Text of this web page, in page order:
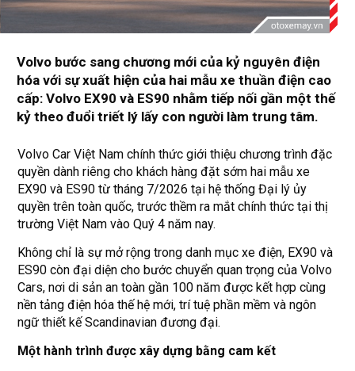
Volvo bước sang chương mới của kỷ nguyên điện
hóa với sự xuất hiện của hai mẫu xe thuần điện cao
cấp: Volvo EX90 và ES90 nhằm tiếp nối gần một thế
kỷ theo đuổi triết lý lấy con người làm trung tâm.
Volvo Car Việt Nam chính thức giới thiệu chương trình đặc
quyền dành riêng cho khách hàng đặt sớm hai mẫu xe
EX90 và ES90 từ tháng 7/2026 tại hệ thống Đại lý ủy
quyền trên toàn quốc, trước thềm ra mắt chính thức tại thị
trường Việt Nam vào Quý 4 năm nay.
Không chỉ là sự mở rộng trong danh mục xe điện, EX90 và
ES90 còn đại diện cho bước chuyển quan trọng của Volvo
Cars, nơi di sản an toàn gần 100 năm được kết hợp cùng
nền tảng điện hóa thế hệ mới, trí tuệ phần mềm và ngôn
ngữ thiết kế Scandinavian đương đại.
Một hành trình được xây dựng bằng cam kết